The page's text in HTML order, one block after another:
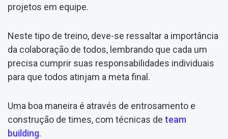
projetos em equipe.
Neste tipo de treino, deve-se ressaltar a importância
da colaboração de todos, lembrando que cada um
precisa cumprir suas responsabilidades individuais
para que todos atinjam a meta final.
Uma boa maneira é através de entrosamento e
construção de times, com técnicas de team
building.